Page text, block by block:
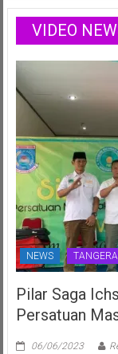
VIDEO
NEWS
Pilar Saga
Persatuan
06/06/2023